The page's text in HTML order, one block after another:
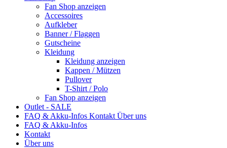
Fan Shop anzeigen
Accessoires
Aufkleber
Banner / Flaggen
Gutscheine
Kleidung
Kleidung anzeigen
Kappen / Mützen
Pullover
T-Shirt / Polo
Fan Shop anzeigen
Outlet - SALE
FAQ & Akku-Infos Kontakt Über uns
FAQ & Akku-Infos
Kontakt
Über uns